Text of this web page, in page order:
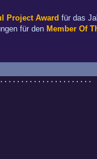
Project Award für das
für den Member Of